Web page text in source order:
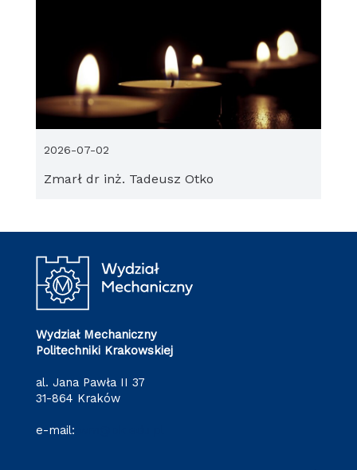
Zmarł dr inż. Tadeusz Otko
2026-07-02
Wydział Mechaniczny
Politechniki Krakowskiej
al. Jana Pawła II 37
31-864 Kraków
e-mail: